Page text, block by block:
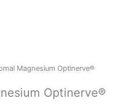
Magnesium Optinerve®
Optinerve®